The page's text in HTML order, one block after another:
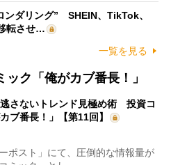
ンダリング” SHEIN、TikTok、
転させ…
一覧を見る
ク「俺がカブ番長！」
逃さないトレンド見極め術 投資コ
ブ番長！」【第11回】
ポスト」にて、圧倒的な情報量が